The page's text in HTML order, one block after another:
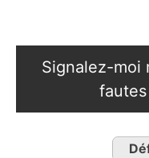
Signalez-moi